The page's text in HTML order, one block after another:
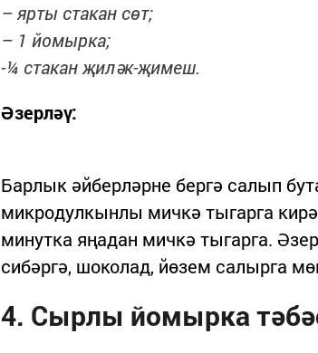
– ярты стакан сөт;
– 1 йомырка;
-¼ стакан җиләк-җимеш.
Әзерләү:
Барлык әйберләрне бергә салып
микродулкынлы мичкә тыгарга
минутка яңадан мичкә тыгарга.
сибәргә, шоколад, йөзем салырга
4. Сырлы йомырка